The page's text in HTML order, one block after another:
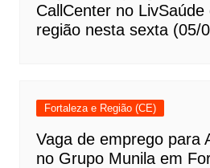
CallCenter no
região nesta sexta (05/
Fortaleza e Região (CE)
Vaga de emprego para
no Grupo Munila em